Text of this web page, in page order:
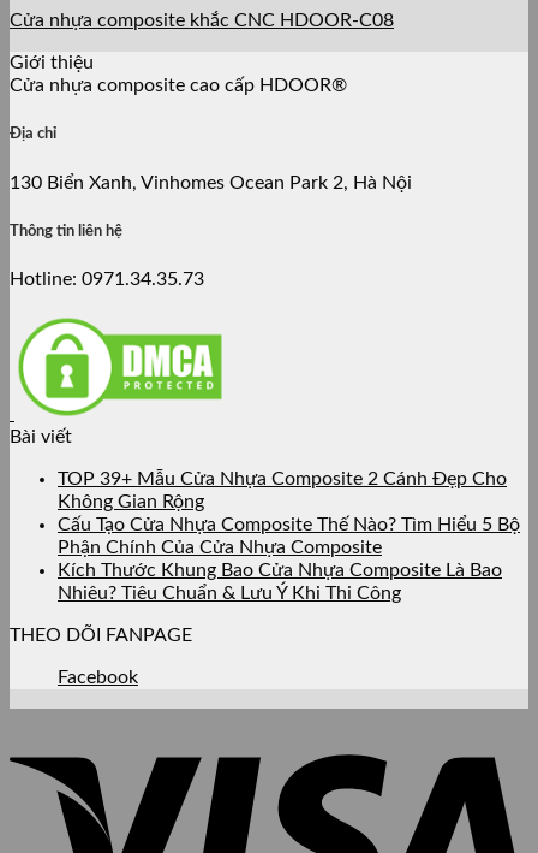
Cửa nhựa composite khắc CNC HDOOR-C08
Giới thiệu
Cửa nhựa composite cao cấp HDOOR®
Địa chỉ
130 Biển Xanh, Vinhomes Ocean Park 2, Hà Nội
Thông tin liên hệ
Hotline: 0971.34.35.73
Bài viết
TOP 39+ Mẫu Cửa Nhựa Composite 2 Cánh Đẹp Cho
Không Gian Rộng
Cấu Tạo Cửa Nhựa Composite Thế Nào? Tìm Hiểu 5 Bộ
Phận Chính Của Cửa Nhựa Composite
Kích Thước Khung Bao Cửa Nhựa Composite Là Bao
Nhiêu? Tiêu Chuẩn & Lưu Ý Khi Thi Công
THEO DÕI FANPAGE
Facebook